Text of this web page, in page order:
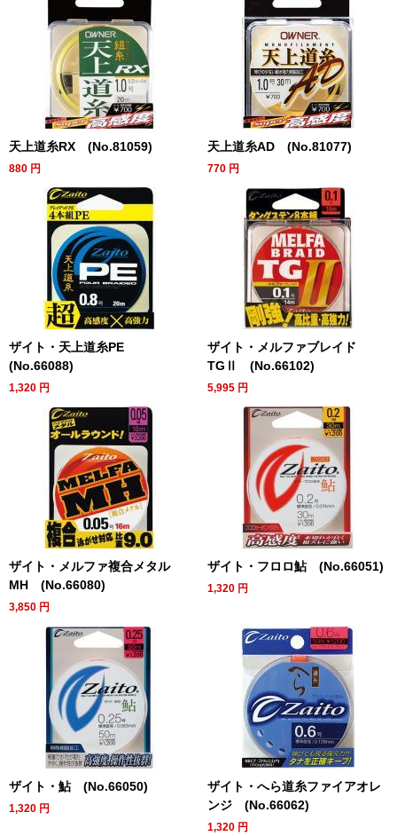
天上道糸RX (No.81059)
880 円
天上道糸AD (No.81077)
770 円
ザイト・天上道糸PE
(No.66088)
1,320 円
ザイト・メルファブレイド
TGⅡ (No.66102)
5,995 円
ザイト・メルファ複合メタル
MH (No.66080)
3,850 円
ザイト・フロロ鮎 (No.66051)
1,320 円
ザイト・鮎 (No.66050)
1,320 円
ザイト・へら道糸ファイアオレ
ンジ (No.66062)
1,320 円